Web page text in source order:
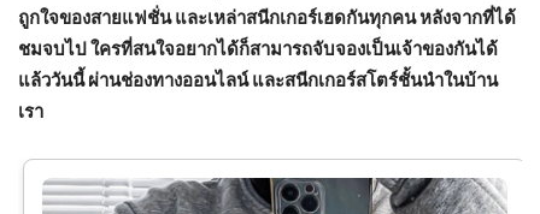
ถูกใจของสายแฟชั่น และเหล่าสนีกเกอร์เฮดกันทุกคน หลังจากที่ได้
ชมจบไป ใครที่สนใจอยากได้ก็สามารถจับจองเป็นเจ้าของกันได้
แล้ววันนี้ ผ่านช่องทางออนไลน์ และสนีกเกอร์สโตร์ชั้นนำในบ้าน
เรา